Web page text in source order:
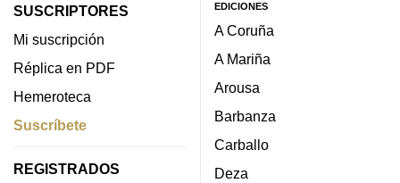
SUSCRIPTORES
Mi suscripción
Réplica en PDF
Hemeroteca
Suscríbete
REGISTRADOS
EDICIONES
A Coruña
A Mariña
Arousa
Barbanza
Carballo
Deza